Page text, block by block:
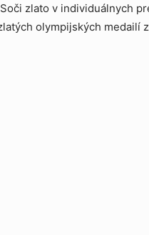
zlato v individuálnych
olympijských medailí